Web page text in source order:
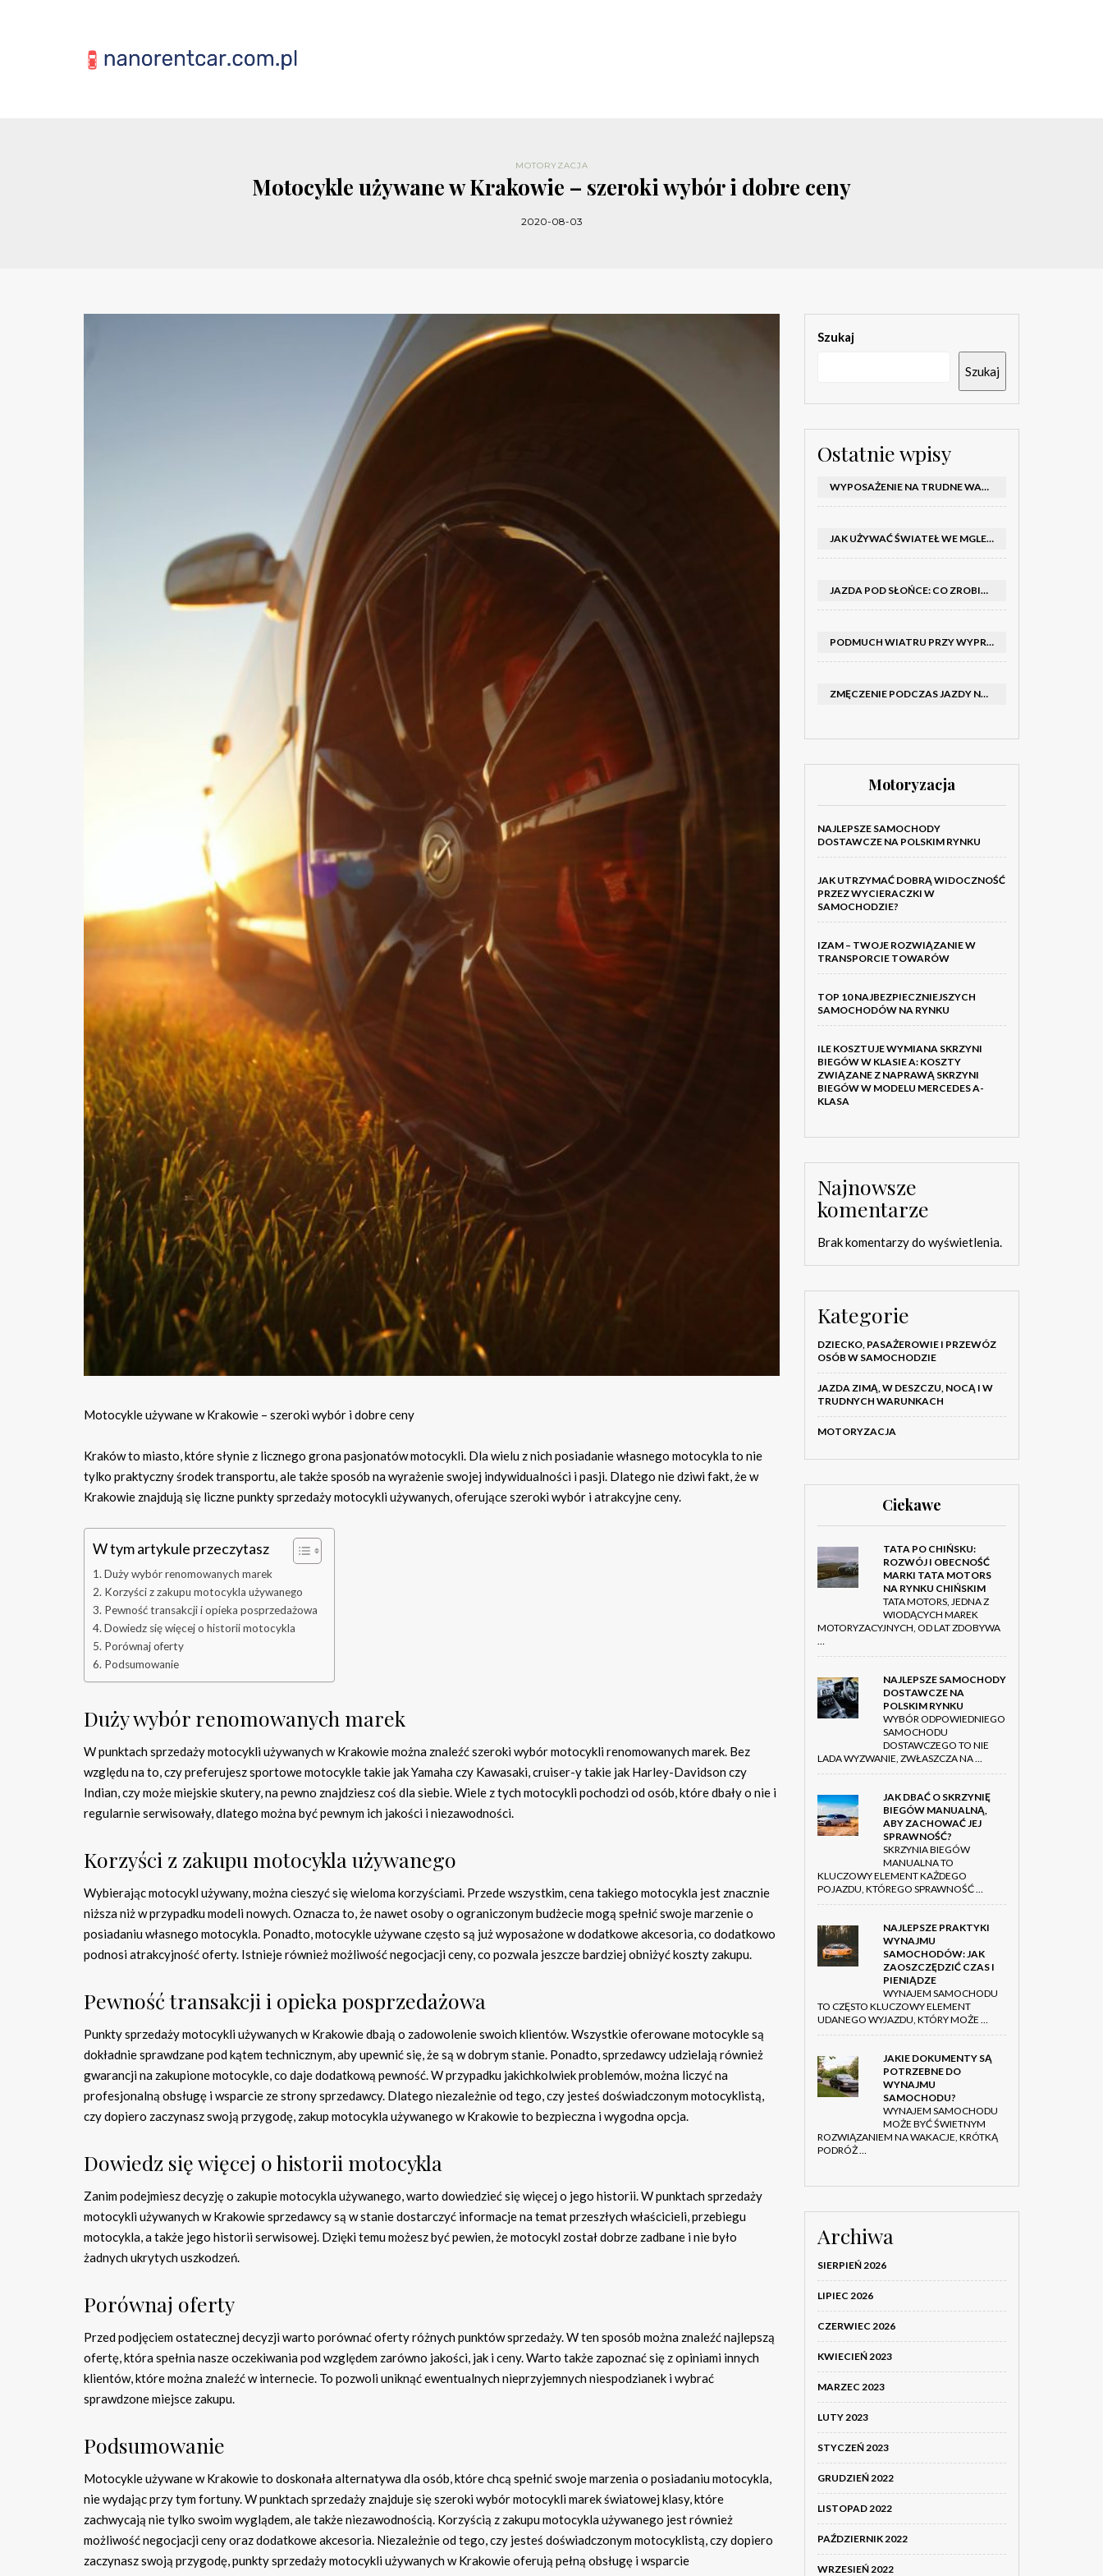
MOTORYZACJA
Motocykle używane w Krakowie – szeroki wybór i dobre ceny
2020-08-03
Motocykle używane w Krakowie – szeroki wybór i dobre ceny
Kraków to miasto, które słynie z licznego grona pasjonatów motocykli. Dla wielu z nich posiadanie własnego motocykla to nie
tylko praktyczny środek transportu, ale także sposób na wyrażenie swojej indywidualności i pasji. Dlatego nie dziwi fakt, że w
Krakowie znajdują się liczne punkty sprzedaży motocykli używanych, oferujące szeroki wybór i atrakcyjne ceny.
W tym artykule przeczytasz
Duży wybór renomowanych marek
Korzyści z zakupu motocykla używanego
Pewność transakcji i opieka posprzedażowa
Dowiedz się więcej o historii motocykla
Porównaj oferty
Podsumowanie
Duży wybór renomowanych marek
W punktach sprzedaży motocykli używanych w Krakowie można znaleźć szeroki wybór motocykli renomowanych marek. Bez
względu na to, czy preferujesz sportowe motocykle takie jak Yamaha czy Kawasaki, cruiser-y takie jak Harley-Davidson czy
Indian, czy może miejskie skutery, na pewno znajdziesz coś dla siebie. Wiele z tych motocykli pochodzi od osób, które dbały o nie i
regularnie serwisowały, dlatego można być pewnym ich jakości i niezawodności.
Korzyści z zakupu motocykla używanego
Wybierając motocykl używany, można cieszyć się wieloma korzyściami. Przede wszystkim, cena takiego motocykla jest znacznie
niższa niż w przypadku modeli nowych. Oznacza to, że nawet osoby o ograniczonym budżecie mogą spełnić swoje marzenie o
posiadaniu własnego motocykla. Ponadto, motocykle używane często są już wyposażone w dodatkowe akcesoria, co dodatkowo
podnosi atrakcyjność oferty. Istnieje również możliwość negocjacji ceny, co pozwala jeszcze bardziej obniżyć koszty zakupu.
Pewność transakcji i opieka posprzedażowa
Punkty sprzedaży motocykli używanych w Krakowie dbają o zadowolenie swoich klientów. Wszystkie oferowane motocykle są
dokładnie sprawdzane pod kątem technicznym, aby upewnić się, że są w dobrym stanie. Ponadto, sprzedawcy udzielają również
gwarancji na zakupione motocykle, co daje dodatkową pewność. W przypadku jakichkolwiek problemów, można liczyć na
profesjonalną obsługę i wsparcie ze strony sprzedawcy. Dlatego niezależnie od tego, czy jesteś doświadczonym motocyklistą,
czy dopiero zaczynasz swoją przygodę, zakup motocykla używanego w Krakowie to bezpieczna i wygodna opcja.
Dowiedz się więcej o historii motocykla
Zanim podejmiesz decyzję o zakupie motocykla używanego, warto dowiedzieć się więcej o jego historii. W punktach sprzedaży
motocykli używanych w Krakowie sprzedawcy są w stanie dostarczyć informacje na temat przeszłych właścicieli, przebiegu
motocykla, a także jego historii serwisowej. Dzięki temu możesz być pewien, że motocykl został dobrze zadbane i nie było
żadnych ukrytych uszkodzeń.
Porównaj oferty
Przed podjęciem ostatecznej decyzji warto porównać oferty różnych punktów sprzedaży. W ten sposób można znaleźć najlepszą
ofertę, która spełnia nasze oczekiwania pod względem zarówno jakości, jak i ceny. Warto także zapoznać się z opiniami innych
klientów, które można znaleźć w internecie. To pozwoli uniknąć ewentualnych nieprzyjemnych niespodzianek i wybrać
sprawdzone miejsce zakupu.
Podsumowanie
Motocykle używane w Krakowie to doskonała alternatywa dla osób, które chcą spełnić swoje marzenia o posiadaniu motocykla,
nie wydając przy tym fortuny. W punktach sprzedaży znajduje się szeroki wybór motocykli marek światowej klasy, które
zachwycają nie tylko swoim wyglądem, ale także niezawodnością. Korzyścią z zakupu motocykla używanego jest również
możliwość negocjacji ceny oraz dodatkowe akcesoria. Niezależnie od tego, czy jesteś doświadczonym motocyklistą, czy dopiero
zaczynasz swoją przygodę, punkty sprzedaży motocykli używanych w Krakowie oferują pełną obsługę i wsparcie
Szukaj
Szukaj
Ostatnie wpisy
WYPOSAŻENIE NA TRUDNE WARUNKI W SAMOCHODZIE: CO MIEĆ ZIMĄ, W TRASIE I NA WYPADEK AWARII
JAK UŻYWAĆ ŚWIATEŁ WE MGLE – KIEDY WŁĄCZYĆ MIJANIA I PRZECIWMGIELNE ORAZ CZEGO NIE ROBIĆ
JAZDA POD SŁOŃCE: CO ZROBIĆ, BY OGRANICZYĆ OLŚNIENIE I POPRAWIĆ WIDOCZNOŚĆ
PODMUCH WIATRU PRZY WYPRZEDZANIU CIĘŻARÓWKI: JAK UTRZYMAĆ TOR JAZDY I OPANOWAĆ AUTO
ZMĘCZENIE PODCZAS JAZDY NOCĄ – PO JAKICH SYGNAŁACH ROZPOZNAĆ SENNOŚĆ ZA KIEROWNICĄ I KIEDY ZROBIĆ PRZERWĘ
Motoryzacja
NAJLEPSZE SAMOCHODY
DOSTAWCZE NA POLSKIM RYNKU
JAK UTRZYMAĆ DOBRĄ WIDOCZNOŚĆ
PRZEZ WYCIERACZKI W
SAMOCHODZIE?
IZAM – TWOJE ROZWIĄZANIE W
TRANSPORCIE TOWARÓW
TOP 10 NAJBEZPIECZNIEJSZYCH
SAMOCHODÓW NA RYNKU
ILE KOSZTUJE WYMIANA SKRZYNI
BIEGÓW W KLASIE A: KOSZTY
ZWIĄZANE Z NAPRAWĄ SKRZYNI
BIEGÓW W MODELU MERCEDES A-
KLASA
Najnowsze
komentarze
Brak komentarzy do wyświetlenia.
Kategorie
DZIECKO, PASAŻEROWIE I PRZEWÓZ
OSÓB W SAMOCHODZIE
JAZDA ZIMĄ, W DESZCZU, NOCĄ I W
TRUDNYCH WARUNKACH
MOTORYZACJA
Ciekawe
TATA PO CHIŃSKU:
ROZWÓJ I OBECNOŚĆ
MARKI TATA MOTORS
NA RYNKU CHIŃSKIM
TATA MOTORS, JEDNA Z
WIODĄCYCH MAREK
MOTORYZACYJNYCH, OD LAT ZDOBYWA
…
NAJLEPSZE SAMOCHODY
DOSTAWCZE NA
POLSKIM RYNKU
WYBÓR ODPOWIEDNIEGO
SAMOCHODU
DOSTAWCZEGO TO NIE
LADA WYZWANIE, ZWŁASZCZA NA …
JAK DBAĆ O SKRZYNIĘ
BIEGÓW MANUALNĄ,
ABY ZACHOWAĆ JEJ
SPRAWNOŚĆ?
SKRZYNIA BIEGÓW
MANUALNA TO
KLUCZOWY ELEMENT KAŻDEGO
POJAZDU, KTÓREGO SPRAWNOŚĆ …
NAJLEPSZE PRAKTYKI
WYNAJMU
SAMOCHODÓW: JAK
ZAOSZCZĘDZIĆ CZAS I
PIENIĄDZE
WYNAJEM SAMOCHODU
TO CZĘSTO KLUCZOWY ELEMENT
UDANEGO WYJAZDU, KTÓRY MOŻE …
JAKIE DOKUMENTY SĄ
POTRZEBNE DO
WYNAJMU
SAMOCHODU?
WYNAJEM SAMOCHODU
MOŻE BYĆ ŚWIETNYM
ROZWIĄZANIEM NA WAKACJE, KRÓTKĄ
PODRÓŻ …
Archiwa
SIERPIEŃ 2026
LIPIEC 2026
CZERWIEC 2026
KWIECIEŃ 2023
MARZEC 2023
LUTY 2023
STYCZEŃ 2023
GRUDZIEŃ 2022
LISTOPAD 2022
PAŹDZIERNIK 2022
WRZESIEŃ 2022